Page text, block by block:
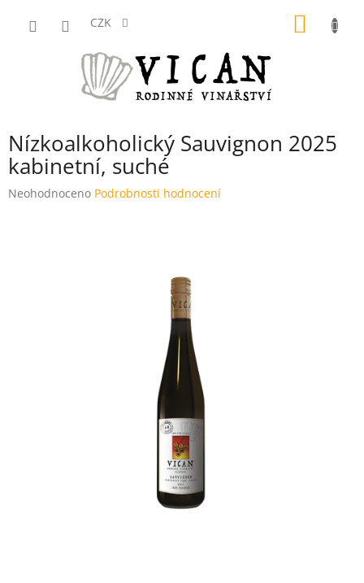
CZK
Nízkoalkoholický Sauvignon 2025
kabinetní, suché
Průměrné
Neohodnoceno Podrobnosti hodnocení